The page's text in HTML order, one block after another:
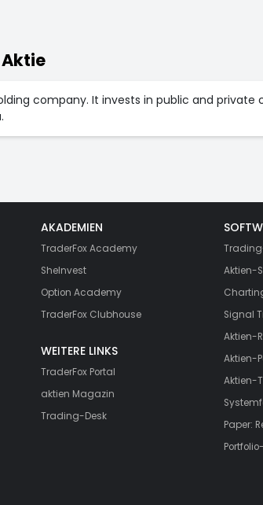
company. It invests in public and
AKADEMIEN
TraderFox Academy
SheInvest
Option Academy
TraderFox Clubhouse
WEITERE LINKS
TraderFox Portal
aktien Magazin
Trading-Desk
Aktien-
Signal
Aktien-
Aktien-
Aktien-
Paper: